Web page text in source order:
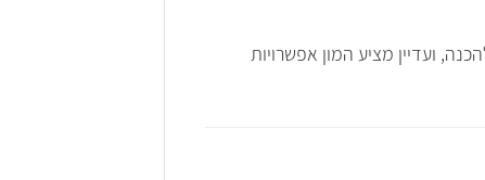
ועדיין מציע המון אפשרויות